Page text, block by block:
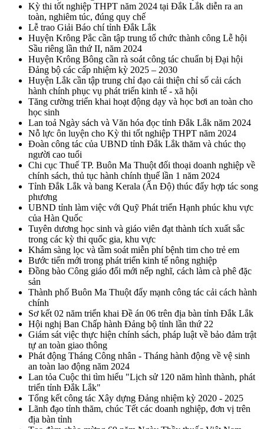
Kỳ thi tốt nghiệp THPT năm 2024 tại Đắk Lắk diễn ra an
toàn, nghiêm túc, đúng quy chế
Lễ trao Giải Báo chí tỉnh Đắk Lắk
Huyện Krông Pắc cần tập trung tổ chức thành công Lễ hội
Sầu riêng lần thứ II, năm 2024
Huyện Krông Bông cần rà soát công tác chuẩn bị Đại hội
Đảng bộ các cấp nhiệm kỳ 2025 – 2030
Huyện Lắk cần tập trung chỉ đạo cải thiện chỉ số cải cách
hành chính phục vụ phát triển kinh tế - xã hội
Tăng cường triển khai hoạt động dạy và học bơi an toàn cho
học sinh
Lan toả Ngày sách và Văn hóa đọc tỉnh Đắk Lắk năm 2024
Nỗ lực ôn luyện cho Kỳ thi tốt nghiệp THPT năm 2024
Đoàn công tác của UBND tỉnh Đắk Lắk thăm và chúc thọ
người cao tuổi
Chi cục Thuế TP. Buôn Ma Thuột đối thoại doanh nghiệp về
chính sách, thủ tục hành chính thuế lần 1 năm 2024
Tỉnh Đắk Lắk và bang Kerala (Ấn Độ) thúc đẩy hợp tác song
phương
UBND tỉnh làm việc với Quỹ Phát triển Hạnh phúc khu vực
của Hàn Quốc
Tuyên dương học sinh và giáo viên đạt thành tích xuất sắc
trong các kỳ thi quốc gia, khu vực
Khám sàng lọc và tầm soát miễn phí bệnh tim cho trẻ em
Bước tiến mới trong phát triển kinh tế nông nghiệp
Đồng bào Công giáo đổi mới nếp nghĩ, cách làm cà phê đặc
sản
Thành phố Buôn Ma Thuột đẩy mạnh công tác cải cách hành
chính
Sơ kết 02 năm triển khai Đề án 06 trên địa bàn tỉnh Đắk Lắk
Hội nghị Ban Chấp hành Đảng bộ tỉnh lần thứ 22
Giám sát việc thực hiện chính sách, pháp luật về bảo đảm trật
tự an toàn giao thông
Phát động Tháng Công nhân - Tháng hành động về vệ sinh
an toàn lao động năm 2024
Lan tỏa Cuộc thi tìm hiểu "Lịch sử 120 năm hình thành, phát
triển tỉnh Đắk Lắk"
Tổng kết công tác Xây dựng Đảng nhiệm kỳ 2020 - 2025
Lãnh đạo tỉnh thăm, chúc Tết các doanh nghiệp, đơn vị trên
địa bàn tỉnh